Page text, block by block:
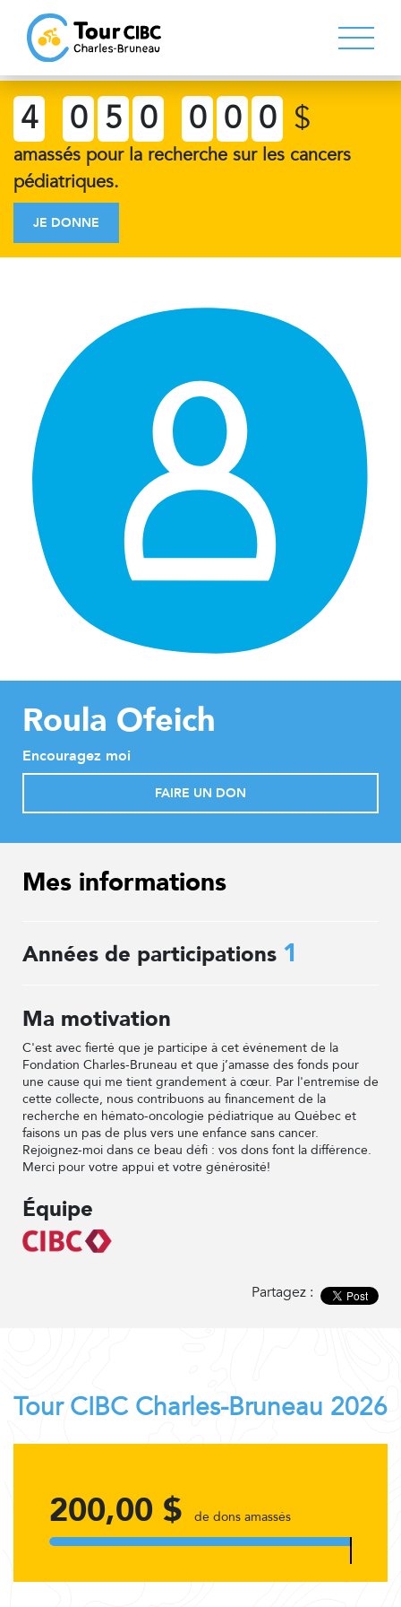
4 0 5 0 0 0 0 $
amassés pour la recherche sur les cancers
pédiatriques.
JE DONNE
Roula Ofeich
Encouragez moi
FAIRE UN DON
Mes informations
Années de participations 1
Ma motivation
C'est avec fierté que je participe à cet événement de la
Fondation Charles-Bruneau et que j’amasse des fonds pour
une cause qui me tient grandement à cœur. Par l'entremise de
cette collecte, nous contribuons au financement de la
recherche en hémato-oncologie pédiatrique au Québec et
faisons un pas de plus vers une enfance sans cancer.
Rejoignez-moi dans ce beau défi : vos dons font la différence.
Merci pour votre appui et votre générosité!
Équipe
Partagez :
Tour CIBC Charles-Bruneau 2026
200,00 $ de dons amassés